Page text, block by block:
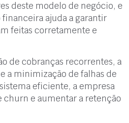
deste modelo de negócio, e
ajuda a garantir
feitas corretamente e
de cobranças recorrentes, a
a minimização de falhas de
eficiente, a empresa
churn e aumentar a retenção